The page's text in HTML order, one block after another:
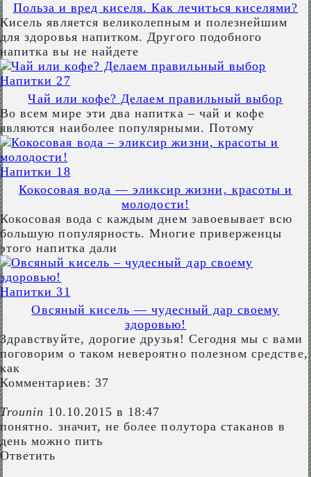
Польза и вред киселя. Как лечиться киселями?
Кисель является великолепным и полезнейшим
для здоровья напитком. Другого подобного
напитка вы не найдете
Напитки 27
Чай или кофе? Делаем правильный выбор
Во всем мире эти два напитка – чай и кофе
являются наиболее популярными. Потому
Напитки 18
Кокосовая вода — эликсир жизни, красоты и
молодости!
Кокосовая вода с каждым днем завоевывает всю
большую популярность. Многие приверженцы
этого напитка дали
Напитки 31
Овсяный кисель — чудесный дар своему
здоровью!
Здравствуйте, дорогие друзья! Сегодня мы с вами
поговорим о таком невероятно полезном средстве,
как
Комментариев: 37
Trounin 10.10.2015 в 18:47
понятно. значит, не более полутора стаканов в
день можно пить
Ответить